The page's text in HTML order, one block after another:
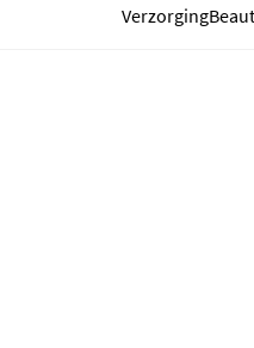
Verzorging